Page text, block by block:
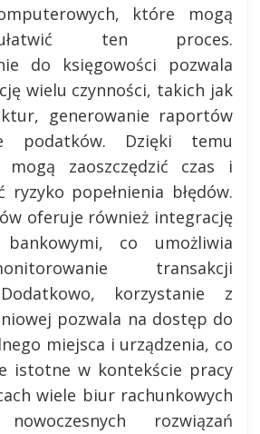
które mogą
ten proces.
do księgowości pozwala
wielu czynności, takich jak
generowanie raportów
podatków. Dzięki temu
mogą zaoszczędzić czas i
ryzyko popełnienia błędów.
oferuje również integrację
co umożliwia
transakcji
korzystanie z
pozwala na dostęp do
miejsca i urządzenia, co
istotne w kontekście pracy
wiele biur rachunkowych
rozwiązań